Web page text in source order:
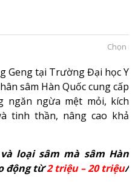
Chọn
Geng tại Trường Đại học Y
sâm Hàn Quốc cung cấp
ngăn ngừa mệt mỏi, kích
tinh thần, nâng cao khả
loại sâm mà sâm Hàn
động từ2 triệu – 20 triệu/